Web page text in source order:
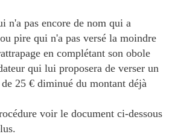
n'a pas encore de nom qui a
pire qui n'a pas versé la moindre
en complétant son obole
qui lui proposera de verser un
25 € diminué du montant déjà
voir le document ci-dessous